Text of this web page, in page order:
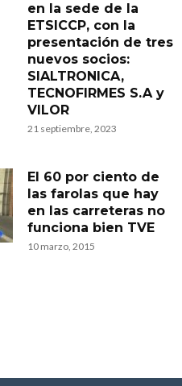
en la sede de la
ETSICCP, con la
presentación de tres
nuevos socios:
SIALTRONICA,
TECNOFIRMES S.A y
VILOR
21 septiembre, 2023
El 60 por ciento de
las farolas que hay
en las carreteras no
funciona bien TVE
10 marzo, 2015